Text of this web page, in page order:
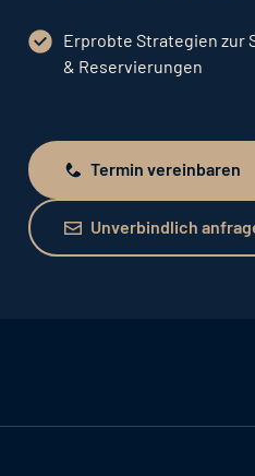
Erprobte Strategien zur
& Reservierungen
Termin vereinbaren
Termin vereinbaren
Unverbindlich anfragen
Unverbindlich